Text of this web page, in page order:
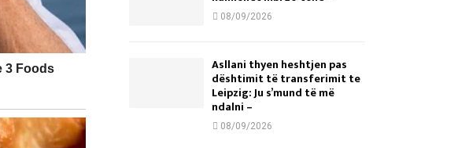
08/09/2026
Asllani thyen heshtjen pas
dështimit të transferimit te
Leipzig: Ju s’mund të më
ndalni –
08/09/2026